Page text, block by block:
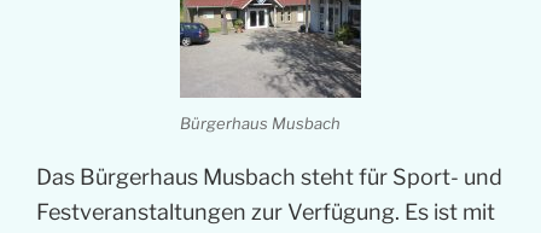
Bürgerhaus Musbach
Das Bürgerhaus Musbach steht für Sport- und
Festveranstaltungen zur Verfügung. Es ist mit